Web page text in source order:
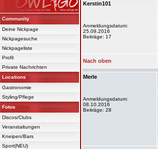
Community
Deine Nickpage
Nickpagesuche
Nickpageliste
Profil
Private Nachrichten
Locations
Gastronomie
Styling/Pflege
Fotos
Discos/Clubs
Veranstaltungen
Kneipen/Bars
Sport(NEU)
Kerstin101
Anmeldungsdatum:
25.09.2016
Beiträge: 17
Nach oben
Merle
Anmeldungsdatum:
08.10.2016
Beiträge: 28